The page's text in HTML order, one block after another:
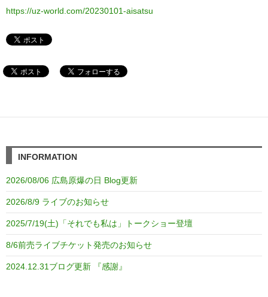
ッ
https://uz-world.com/20230101-aisatsu
INFORMATION
2026/08/06 広島原爆の日 Blog更新
2026/8/9 ライブのお知らせ
2025/7/19(土)「それでも私は」トークショー登壇
8/6前売ライブチケット発売のお知らせ
2024.12.31ブログ更新 『感謝』